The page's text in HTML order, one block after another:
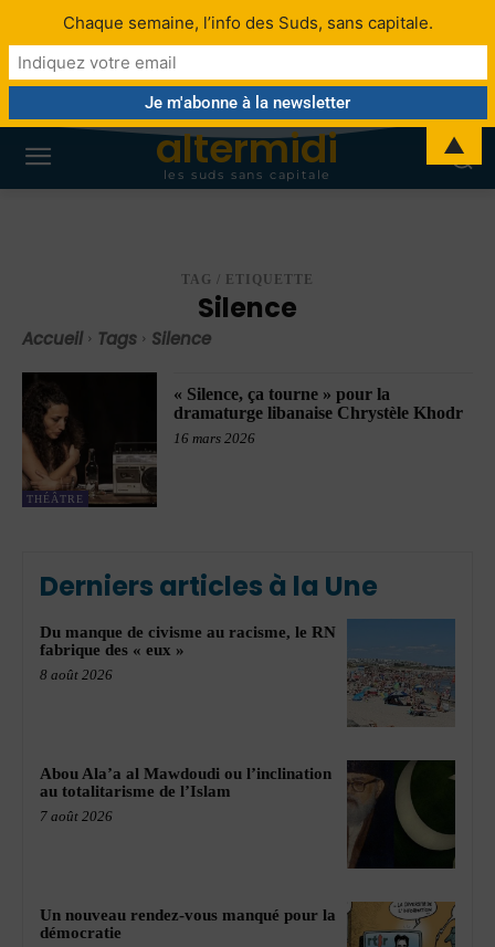
altermidi
les suds sans capitale
TAG / ETIQUETTE
Silence
Accueil Tags Silence
THÉÂTRE
« Silence, ça tourne » pour la
dramaturge libanaise Chrystèle Khodr
16 mars 2026
Derniers articles à la Une
Du manque de civisme au racisme, le RN
fabrique des « eux »
8 août 2026
Abou Ala’a al Mawdoudi ou l’inclination
au totalitarisme de l’Islam
7 août 2026
Un nouveau rendez-vous manqué pour la
démocratie
Chaque semaine, l’info des Suds, sans capitale.
▲